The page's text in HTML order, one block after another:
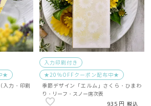
★
入力・印刷
入力印刷付き
★20％OFFクーポン配布中★
季節デザイン「エルム」さくら・ひまわ
り・リーフ・スノー席次表
935 税込